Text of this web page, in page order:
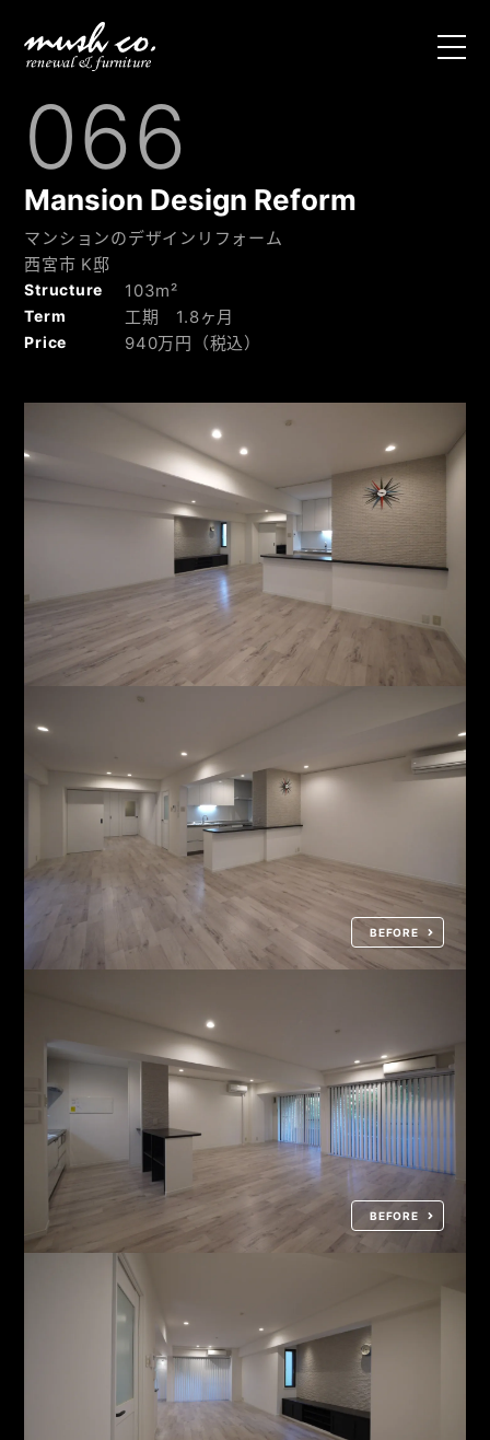
HOME
マッシュのリフォーム
M・U
リフォームノート
お問い合わせ お見積り
弊社支援ビジネス
066
Mansion Design Reform
マンションのデザインリフォーム
西宮市 K邸
Structure 103m²
Term 工期 1.8ヶ月
Price 940万円（税込）
BEFORE
BEFORE